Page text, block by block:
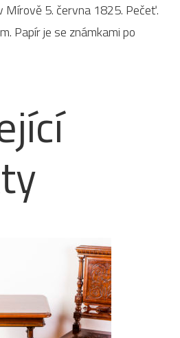
Mírově 5. června 1825. Pečeť.
Papír je se známkami po